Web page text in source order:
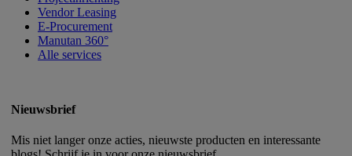
Vendor Leasing
E-Procurement
Manutan 360°
Alle services
Nieuwsbrief
Mis niet langer onze acties, nieuwste producten en interessante